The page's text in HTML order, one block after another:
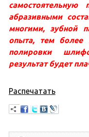
самостоятельную
абразивными
многими, зубной
опыта, тем более
полировки
результат будет
Распечатать